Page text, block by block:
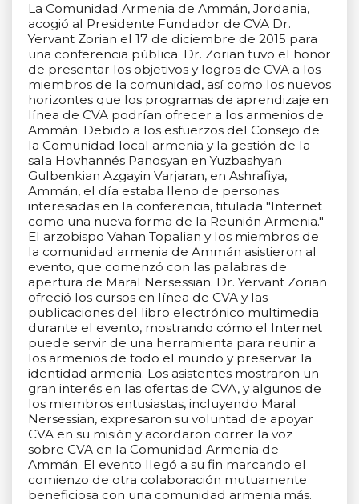
La Comunidad Armenia de Ammán, Jordania,
acogió al Presidente Fundador de CVA Dr.
Yervant Zorian el 17 de diciembre de 2015 para
una conferencia pública. Dr. Zorian tuvo el honor
de presentar los objetivos y logros de CVA a los
miembros de la comunidad, así como los nuevos
horizontes que los programas de aprendizaje en
línea de CVA podrían ofrecer a los armenios de
Ammán. Debido a los esfuerzos del Consejo de
la Comunidad local armenia y la gestión de la
sala Hovhannés Panosyan en Yuzbashyan
Gulbenkian Azgayin Varjaran, en Ashrafiya,
Ammán, el día estaba lleno de personas
interesadas en la conferencia, titulada "Internet
como una nueva forma de la Reunión Armenia."
El arzobispo Vahan Topalian y los miembros de
la comunidad armenia de Ammán asistieron al
evento, que comenzó con las palabras de
apertura de Maral Nersessian. Dr. Yervant Zorian
ofreció los cursos en línea de CVA y las
publicaciones del libro electrónico multimedia
durante el evento, mostrando cómo el Internet
puede servir de una herramienta para reunir a
los armenios de todo el mundo y preservar la
identidad armenia. Los asistentes mostraron un
gran interés en las ofertas de CVA, y algunos de
los miembros entusiastas, incluyendo Maral
Nersessian, expresaron su voluntad de apoyar
CVA en su misión y acordaron correr la voz
sobre CVA en la Comunidad Armenia de
Ammán. El evento llegó a su fin marcando el
comienzo de otra colaboración mutuamente
beneficiosa con una comunidad armenia más.